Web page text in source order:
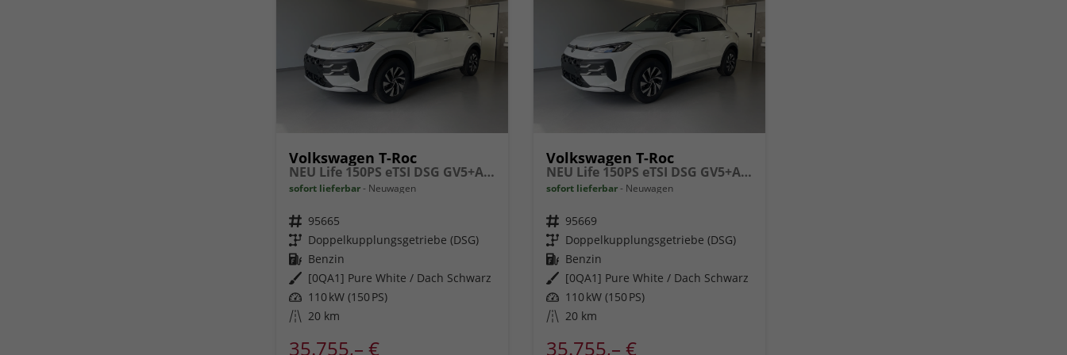
Volkswagen T-Roc
NEU Life 150PS eTSI DSG GV5+AHK+Kamera+Sitzheiz+Lenkradheiz+getönt.Scheiben
sofort lieferbar Neuwagen
Fahrzeugnr. 95665
Getriebe Doppelkupplungsgetriebe (DSG)
Kraftstoff Benzin
Außenfarbe [0QA1] Pure White / Dach Schwarz
Leistung 110 kW (150 PS)
Kilometerstand 20 km
35.755,– €
Volkswagen T-Roc
NEU Life 150PS eTSI DSG GV5+AHK+Kamera+Sitzheiz+Lenkradheiz+getönt.Scheiben
sofort lieferbar Neuwagen
Fahrzeugnr. 95669
Getriebe Doppelkupplungsgetriebe (DSG)
Kraftstoff Benzin
Außenfarbe [0QA1] Pure White / Dach Schwarz
Leistung 110 kW (150 PS)
Kilometerstand 20 km
35.755,– €